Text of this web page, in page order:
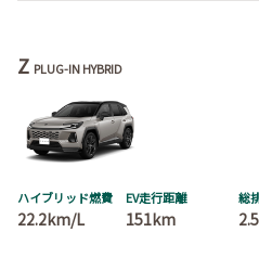
Z PLUG-IN HYBRID
ハイブリッド燃費
22.2km/L
EV走行距離
151km
総